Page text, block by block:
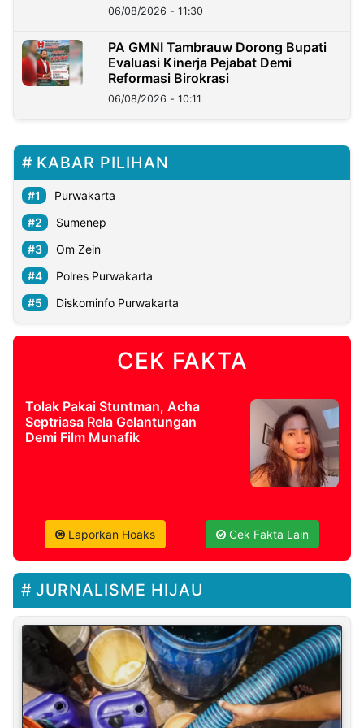
06/08/2026 - 11:30
PA GMNI Tambrauw Dorong Bupati
Evaluasi Kinerja Pejabat Demi
Reformasi Birokrasi
06/08/2026 - 10:11
KABAR PILIHAN
Purwakarta
Sumenep
Om Zein
Polres Purwakarta
Diskominfo Purwakarta
CEK FAKTA
Tolak Pakai Stuntman, Acha
Septriasa Rela Gelantungan
Demi Film Munafik
Laporkan Hoaks Cek Fakta Lain
JURNALISME HIJAU